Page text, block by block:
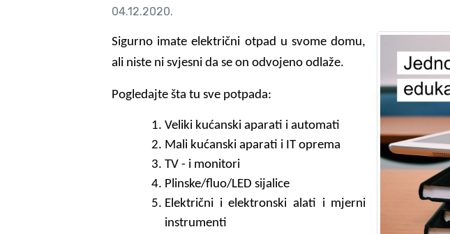
04.12.2020.
Sigurno imate električni otpad u svome domu,
ali niste ni svjesni da se on odvojeno odlaže.
Pogledajte šta tu sve potpada:
Veliki kućanski aparati i automati
Mali kućanski aparati i IT oprema
TV - i monitori
Plinske/fluo/LED sijalice
Električni i elektronski alati i mjerni
instrumenti